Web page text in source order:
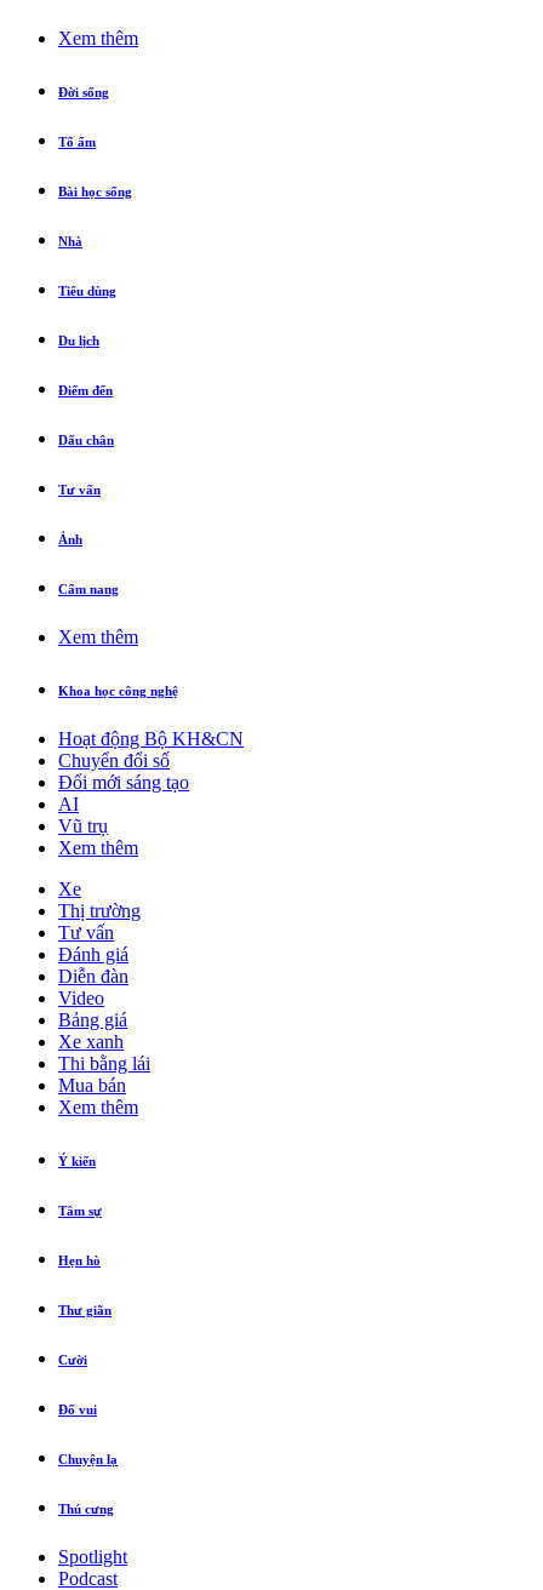
Xem thêm
Đời sống
Tổ ấm
Bài học sống
Nhà
Tiêu dùng
Du lịch
Điểm đến
Dấu chân
Tư vấn
Ảnh
Cẩm nang
Xem thêm
Khoa học công nghệ
Hoạt động Bộ KH&CN
Chuyển đổi số
Đổi mới sáng tạo
AI
Vũ trụ
Xem thêm
Xe
Thị trường
Tư vấn
Đánh giá
Diễn đàn
Video
Bảng giá
Xe xanh
Thi bằng lái
Mua bán
Xem thêm
Ý kiến
Tâm sự
Hẹn hò
Thư giãn
Cười
Đố vui
Chuyện lạ
Thú cưng
Spotlight
Podcast